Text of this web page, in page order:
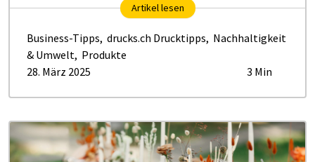
Artikel lesen
Business-Tipps, drucks.ch Drucktipps, Nachhaltigkeit
& Umwelt, Produkte
28. März 2025
3 Min